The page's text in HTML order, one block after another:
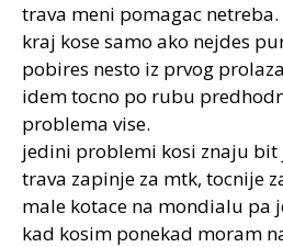
trava meni pomagac
kraj kose samo ako nejdes
pobires nesto iz prvog
idem tocno po rubu
problema vise.
jedini problemi kosi znaju bit
trava zapinje za mtk, tocnije
male kotace na mondialu pa
kad kosim ponekad moram